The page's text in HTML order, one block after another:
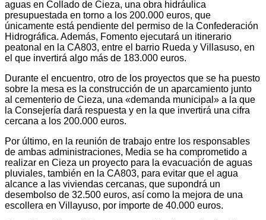
aguas en Collado de Cieza, una obra hidráulica
presupuestada en torno a los 200.000 euros, que
únicamente está pendiente del permiso de la Confederación
Hidrográfica. Además, Fomento ejecutará un itinerario
peatonal en la CA803, entre el barrio Rueda y Villasuso, en
el que invertirá algo más de 183.000 euros.
Durante el encuentro, otro de los proyectos que se ha puesto
sobre la mesa es la construcción de un aparcamiento junto
al cementerio de Cieza, una «demanda municipal» a la que
la Consejería dará respuesta y en la que invertirá una cifra
cercana a los 200.000 euros.
Por último, en la reunión de trabajo entre los responsables
de ambas administraciones, Media se ha comprometido a
realizar en Cieza un proyecto para la evacuación de aguas
pluviales, también en la CA803, para evitar que el agua
alcance a las viviendas cercanas, que supondrá un
desembolso de 32.500 euros, así como la mejora de una
escollera en Villayuso, por importe de 40.000 euros.